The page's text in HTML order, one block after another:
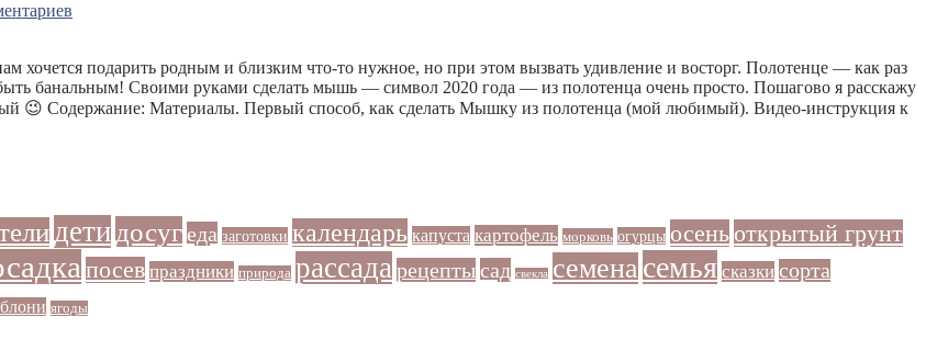
хочется подарить родным и близким что-то нужное, но при этом вызвать удивление и восторг. Полотенце — как раз
банальным! Своими руками сделать мышь — символ 2020 года — из полотенца очень просто. Пошагово я расскажу
😉 Содержание: Материалы. Первый способ, как сделать Мышку из полотенца (мой любимый). Видео-инструкция к
дети досугеда заготовки календарь капуста картофель морковь огурцы осень открытый грунт
посев праздники природа рассадарецептысад свекла семена семья сказки сорта
ягоды